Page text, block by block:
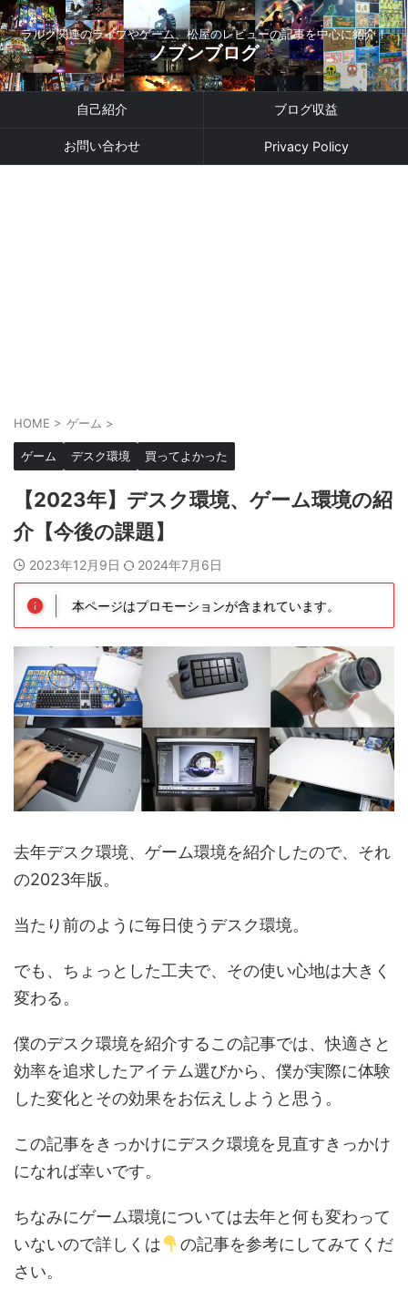
ラルク関連のライブやゲーム、松屋のレビューの記事を中心に紹介！
ノブンブログ
自己紹介 ブログ収益
お問い合わせ Privacy Policy
HOME > ゲーム >
ゲーム デスク環境 買ってよかった
【2023年】デスク環境、ゲーム環境の紹
介【今後の課題】
2023年12月9日 2024年7月6日
本ページはプロモーションが含まれています。
去年デスク環境、ゲーム環境を紹介したので、それ
の2023年版。
当たり前のように毎日使うデスク環境。
でも、ちょっとした工夫で、その使い心地は大きく
変わる。
僕のデスク環境を紹介するこの記事では、快適さと
効率を追求したアイテム選びから、僕が実際に体験
した変化とその効果をお伝えしようと思う。
この記事をきっかけにデスク環境を見直すきっかけ
になれば幸いです。
ちなみにゲーム環境については去年と何も変わって
いないので詳しくは
の記事を参考にしてみてくだ
さい。